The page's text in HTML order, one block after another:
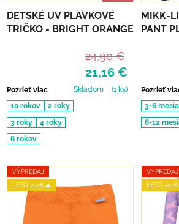
DETSKÉ UV PLAVKOVÉ
TRIČKO - BRIGHT ORANGE
21,16 €
24,90 €
Pozrieť viac Skladom
(1 ks)
10 rokov
2 roky
3 roky
4 roky
6 rokov
MIKK-
PANT
Pozrieť
3-6
6-12
VÝPREDAJ
LETO 2026 🌊
VÝPREDAJ
LETO